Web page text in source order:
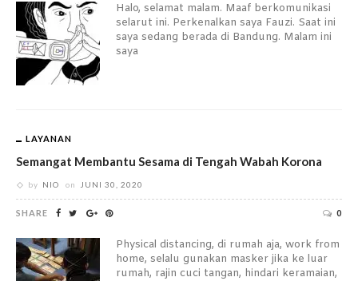
Halo, selamat malam. Maaf berkomunikasi
selarut ini. Perkenalkan saya Fauzi. Saat ini
saya sedang berada di Bandung. Malam ini
saya
LAYANAN
Semangat Membantu Sesama di Tengah Wabah Korona
by NIO on JUNI 30, 2020
SHARE 0
Physical distancing, di rumah aja, work from
home, selalu gunakan masker jika ke luar
rumah, rajin cuci tangan, hindari keramaian,